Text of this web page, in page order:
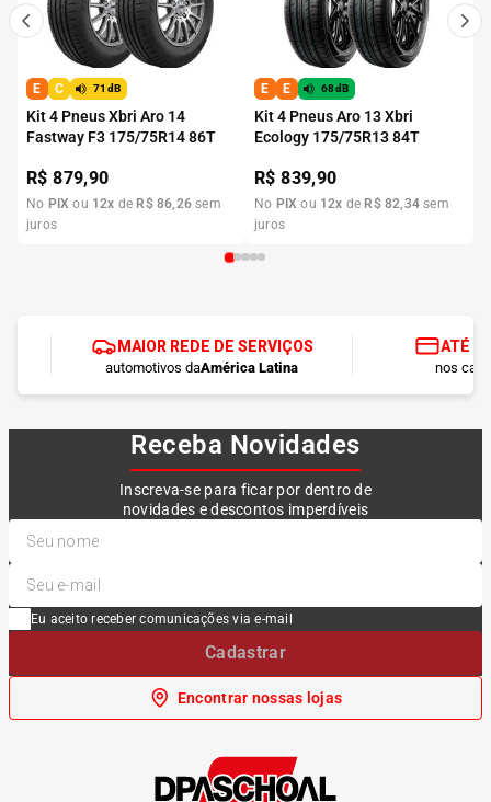
E C 71dB
Kit 4 Pneus Xbri Aro 14
Fastway F3 175/75R14 86T
R$879,90
No PIX ou 12x de R$ 86,26 sem
juros
E E 68dB
Kit 4 Pneus Aro 13 Xbri
Ecology 175/75R13 84T
R$839,90
No PIX ou 12x de R$ 82,34 sem
juros
MAIOR REDE DE SERVIÇOS
automotivos daAmérica Latina
ATÉ
nos
Receba Novidades
Inscreva-se para ficar por dentro de
novidades e descontos imperdíveis
Eu aceito receber comunicações via e-mail
Cadastrar
Encontrar nossas lojas